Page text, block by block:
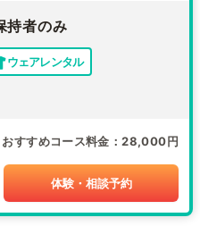
持者のみ
ウェアレンタル
おすすめコース料金 28,000円
体験・相談予約